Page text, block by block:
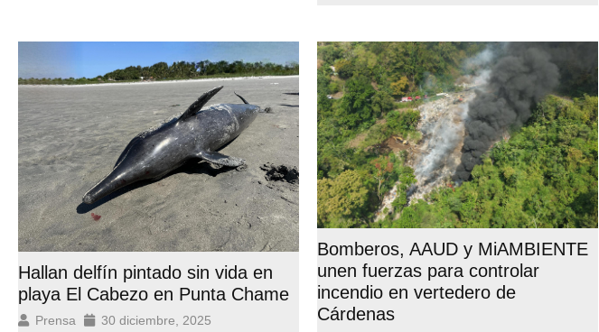
Hallan delfín pintado sin vida en
playa El Cabezo en Punta Chame
Prensa 30 diciembre, 2025
Bomberos, AAUD y MiAMBIENTE
unen fuerzas para controlar
incendio en vertedero de
Cárdenas